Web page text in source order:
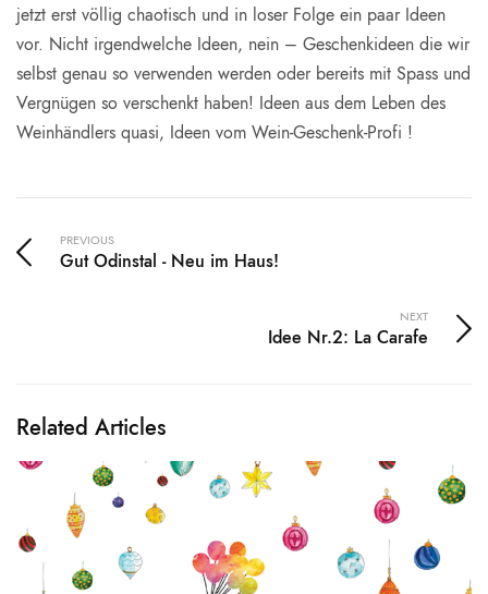
jetzt erst völlig chaotisch und in loser Folge ein paar Ideen
vor. Nicht irgendwelche Ideen, nein – Geschenkideen die wir
selbst genau so verwenden werden oder bereits mit Spass und
Vergnügen so verschenkt haben! Ideen aus dem Leben des
Weinhändlers quasi, Ideen vom Wein-Geschenk-Profi !
PREVIOUS
Gut Odinstal - Neu im Haus!
NEXT
Idee Nr.2: La Carafe
Related Articles